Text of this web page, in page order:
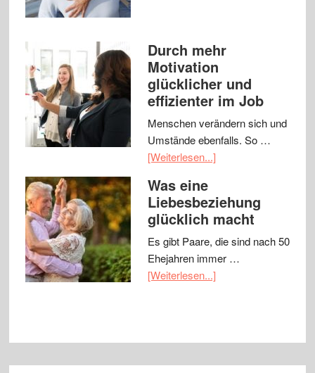
Durch mehr
Motivation
glücklicher und
effizienter im Job
Menschen verändern sich und
Umstände ebenfalls. So …
[Weiterlesen...]
Was eine
Liebesbeziehung
glücklich macht
Es gibt Paare, die sind nach 50
Ehejahren immer …
[Weiterlesen...]